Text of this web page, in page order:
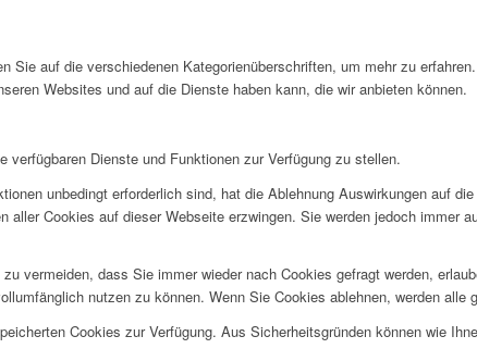
auf die verschiedenen Kategorienüberschriften, um mehr zu
Websites und auf die Dienste haben kann, die wir anbieten können.
Dienste und Funktionen zur Verfügung zu stellen.
unbedingt erforderlich sind, hat die Ablehnung Auswirkungen auf
Cookies auf dieser Webseite erzwingen. Sie werden jedoch immer
vermeiden, dass Sie immer wieder nach Cookies gefragt werden,
nutzen zu können. Wenn Sie Cookies ablehnen, werden alle
Cookies zur Verfügung. Aus Sicherheitsgründen können wie